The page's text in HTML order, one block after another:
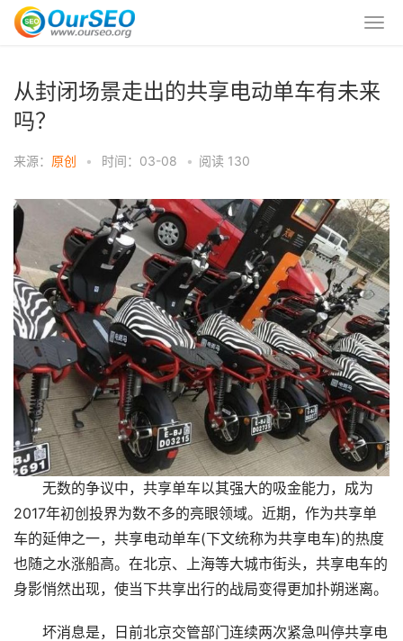
从封闭场景走出的共享电动单车有未来
吗？
来源： 原创 • 时间：03-08 • 阅读 130
无数的争议中，共享单车以其强大的吸金能力，成为
2017年初创投界为数不多的亮眼领域。近期，作为共享单
车的延伸之一，共享电动单车(下文统称为共享电车)的热度
也随之水涨船高。在北京、上海等大城市街头，共享电车的
身影悄然出现，使当下共享出行的战局变得更加扑朔迷离。
坏消息是，日前北京交管部门连续两次紧急叫停共享电